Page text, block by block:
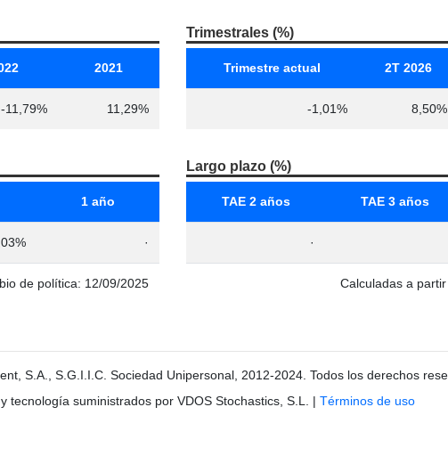
2021
-11,79% 11,29%
Trimestrales (%)
Trimestre actual 2T 2026
-1,01% 8,50%
1 año
de política: 12/09/2025
·
Largo plazo (%)
TAE 2 años TAE 3 años
Calculadas a
·
S.A., S.G.I.I.C. Sociedad Unipersonal, 2012-2024. Todos los derechos
tecnología suministrados por VDOS Stochastics, S.L. | Términos de uso